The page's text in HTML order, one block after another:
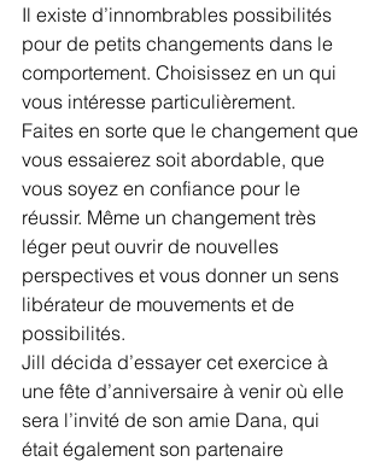
Il existe d’innombrables possibilités
pour de petits changements dans le
comportement. Choisissez en un qui
vous intéresse particulièrement.
Faites en sorte que le changement que
vous essaierez soit abordable, que
vous soyez en confiance pour le
réussir. Même un changement très
léger peut ouvrir de nouvelles
perspectives et vous donner un sens
libérateur de mouvements et de
possibilités.
Jill décida d’essayer cet exercice à
une fête d’anniversaire à venir où elle
sera l’invité de son amie Dana, qui
était également son partenaire